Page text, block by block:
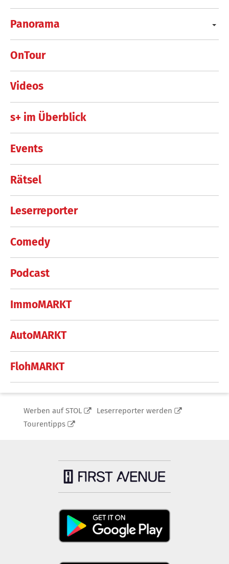
Panorama
OnTour
Videos
s+ im Überblick
Events
Rätsel
Leserreporter
Comedy
Podcast
ImmoMARKT
AutoMARKT
FlohMARKT
Werben auf STOL
Leserreporter werden
Tourentipps